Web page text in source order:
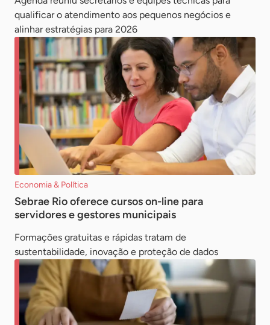
qualificar o atendimento aos pequenos negócios e
alinhar estratégias para 2026
Economia & Política
Sebrae Rio oferece cursos on-line para
servidores e gestores municipais
Formações gratuitas e rápidas tratam de
sustentabilidade, inovação e proteção de dados